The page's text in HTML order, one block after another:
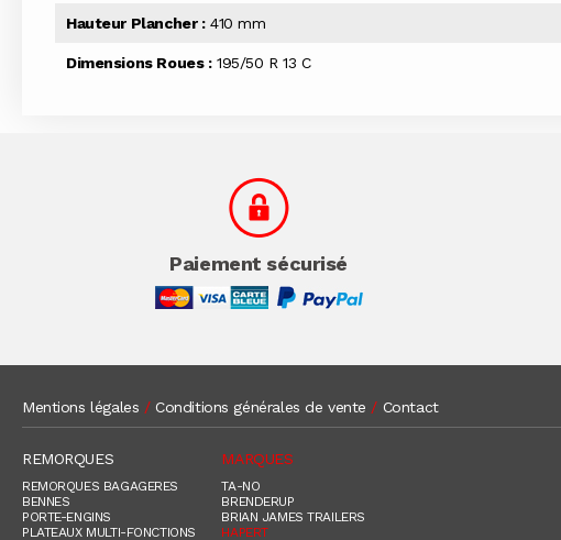
Hauteur Plancher :410 mm
Dimensions Roues :195/50 R 13 C
Paiement sécurisé
Mentions légales / Conditions générales de vente / Contact
REMORQUES
REMORQUES BAGAGERES
BENNES
PORTE-ENGINS
PLATEAUX MULTI-FONCTIONS
MARQUES
TA-NO
BRENDERUP
BRIAN JAMES TRAILERS
HAPERT